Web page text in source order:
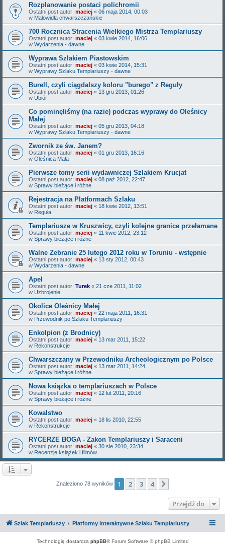
Rozplanowanie postaci polichromii
Ostatni post autor: maciej « 06 maja 2014, 00:03
w Malowidła chwarszczańskie
700 Rocznica Stracenia Wielkiego Mistrza Templariuszy
Ostatni post autor: maciej « 03 kwie 2014, 16:06
w Wydarzenia - dawne
Wyprawa Szlakiem Piastowskim
Ostatni post autor: maciej « 03 kwie 2014, 15:31
w Wyprawy Szlaku Templariuszy - dawne
Burell, czyli ciągdalszy koloru "burego" z Reguły
Ostatni post autor: maciej « 13 gru 2013, 01:26
w Ubiór
Co pominęliśmy (na razie) podczas wyprawy do Oleśnicy
Małej
Ostatni post autor: maciej « 05 gru 2013, 04:18
w Wyprawy Szlaku Templariuszy - dawne
Zwornik ze św. Janem?
Ostatni post autor: maciej « 01 gru 2013, 16:16
w Oleśnica Mała
Pierwsze tomy serii wydawniczej Szlakiem Krucjat
Ostatni post autor: maciej « 08 paź 2012, 22:47
w Sprawy bieżące i różne
Rejestracja na Platformach Szlaku
Ostatni post autor: maciej « 18 kwie 2012, 13:51
w Reguła
Templariusze w Kruszwicy, czyli kolejne granice przełamane
Ostatni post autor: maciej « 11 kwie 2012, 23:12
w Sprawy bieżące i różne
Walne Zebranie 25 lutego 2012 roku w Toruniu - wstępnie
Ostatni post autor: maciej « 13 sty 2012, 00:43
w Wydarzenia - dawne
Apel
Ostatni post autor: Turek « 21 cze 2011, 11:02
w Uzbrojenie
Okolice Oleśnicy Małej
Ostatni post autor: maciej « 22 maja 2011, 16:31
w Przewodnik po Szlaku Templariuszy
Enkolpion (z Brodnicy)
Ostatni post autor: maciej « 13 mar 2011, 15:22
w Rekonstrukcje
Chwarszczany w Przewodniku Archeologicznym po Polsce
Ostatni post autor: maciej « 13 mar 2011, 14:24
w Sprawy bieżące i różne
Nowa książka o templariuszach w Polsce
Ostatni post autor: maciej « 12 lut 2011, 20:16
w Sprawy bieżące i różne
Kowalstwo
Ostatni post autor: maciej « 18 lis 2010, 22:55
w Rekonstrukcje
RYCERZE BOGA - Zakon Templariuszy i Saraceni
Ostatni post autor: maciej « 30 sie 2010, 23:34
w Recenzje książek i filmów
Znaleziono 78 wyników 1 2 3 4
Przejdź do
Szlak Templariuszy Platformy interaktywne Szlaku Templariuszy
Technologię dostarcza phpBB® Forum Software © phpBB Limited